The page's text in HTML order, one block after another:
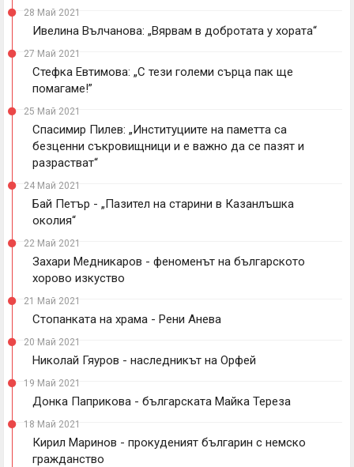
28 Май 2021
Ивелина Вълчанова: „Вярвам в добротата у хората“
27 Май 2021
Стефка Евтимова: „С тези големи сърца пак ще
помагаме!”
25 Май 2021
Спасимир Пилев: „Институциите на паметта са
безценни съкровищници и е важно да се пазят и
разрастват“
24 Май 2021
Бай Петър - „Пазител на старини в Казанлъшка
околия“
22 Май 2021
Захари Медникаров - феноменът на българското
хорово изкуство
21 Май 2021
Стопанката на храма - Рени Анева
20 Май 2021
Николай Гяуров - наследникът на Орфей
19 Май 2021
Донка Паприкова - българската Майка Тереза
18 Май 2021
Кирил Маринов - прокуденият българин с немско
гражданство